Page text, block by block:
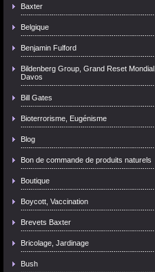
Baxter
Belgique
Benjamin Fulford
Bildenberg Group, Grand Reset Mondial,
Davos
Bill Gates
Bioterrorisme, Eugénisme
Blog
Bon de commande de produits naturels
Boutique
Boycott, Vaccination
Brevets Baxter
Bricolage, Jardinage
Bush